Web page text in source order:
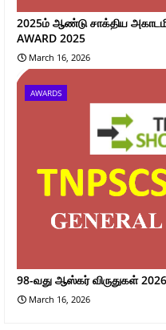
2025ம் ஆண்டு சாக்திய அகாடமி
AWARD 2025
March 16, 2026
AWARDS
98-வது ஆஸ்கர் விருதுகள்
March 16, 2026